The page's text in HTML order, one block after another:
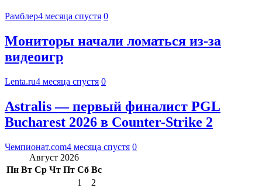
Рамблер4 месяца спустя 0
Мониторы начали ломаться из-за
видеоигр
Lenta.ru4 месяца спустя 0
Astralis — первый финалист PGL
Bucharest 2026 в Counter-Strike 2
Чемпионат.com4 месяца спустя 0
Август 2026
Пн Вт Ср Чт Пт Сб Вс
1
2